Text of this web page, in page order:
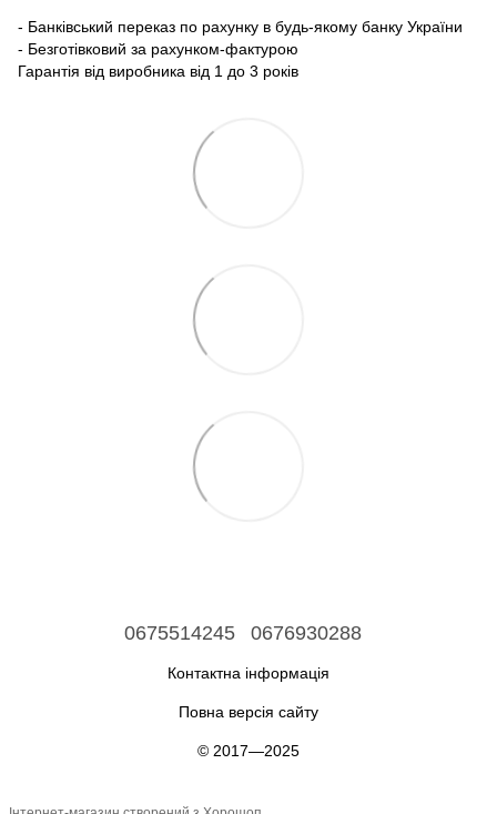
- Банківський переказ по рахунку в будь-якому банку України
- Безготівковий за рахунком-фактурою
Гарантія від виробника від 1 до 3 років
0675514245 0676930288
Контактна інформація
Повна версія сайту
© 2017—2025